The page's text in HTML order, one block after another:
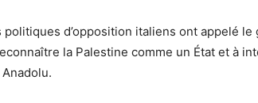
d’opposition italiens ont appelé le
la Palestine comme un État et à